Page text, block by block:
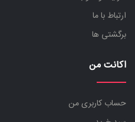
ارتباط با ما
برگشتی ها
اکانت من
حساب کاربری من